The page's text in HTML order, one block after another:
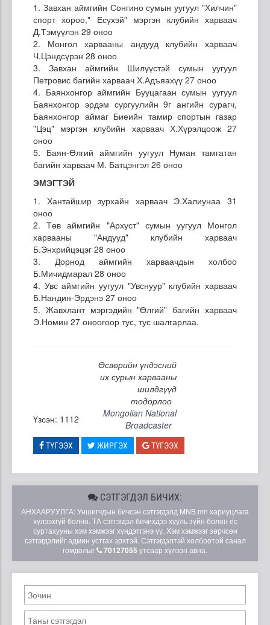
1. Завхан аймгийн Сонгино сумын уугуул "Хилчин"
спорт хороо," Есүхэй" мэргэн клубийн харваач
Д.Тэмүүлэн 29 оноо
2. Монгол харвааны андууд клубийн харваач
Ч.Цэндсүрэн 28 оноо
3. Завхан аймгийн Шилүүстэй сумын уугуул
Петровис багийн харваач Х.Адъяахүү 27 оноо
4. Баянхонгор аймгийн Бууцагаан сумын уугуул
Баянхонгор эрдэм сургуулийн 9г ангийн сурагч,
Баянхонгор аймаг Биеийн тамир спортын газар
"Цэц" мэргэн клубийн харваач Х.Хүрэлцоож 27
оноо
5. Баян-Өлгий аймгийн уугуул Нуман тамгатан
багийн харваач М. Батцэнгэл 26 оноо
ЭМЭГТЭЙ
1. Хантайшир зурхайн харваач Э.Халиунаа 31
оноо
2. Төв аймгийн "Архуст" сумын уугуул Монгол
харвааны "Андууд" клубийн харваач
Б.Энхрийцэцэг 28 оноо
3. Дорнод аймгийн харваачдын холбоо
Б.Мичидмарал 28 оноо
4. Увс аймгийн уугуул "Увснуур" клубийн харваач
Б.Нандин-Эрдэнэ 27 оноо
5. Жавхлант мэргэдийн "Өлгий" багийн харваач
Э.Номин 27 оноогоор тус, тус шалгарлаа.
Өсвөрийн үндэсний
их сурын харвааны
шилдгүүд
тодорлоо
Үзсэн: 1112
Mongolian National
Broadcaster
ТҮГЭЭХ ЖИРГЭХ ТҮГЭЭХ
СЭТГЭГДЭЛ БИЧИХ:
АНХААРУУЛГА: Уншигчдын бичсэн сэтгэгдэлд MNB.mn хариуцлага
хүлээхгүй болно. ТА сэтгэгдэл бичихдээ хууль зүйн болон ёс
суртахууны хэм хэмжээг хүндэтгэнэ үү. Хэм хэмжээг зөрчсөн
сэтгэгдэлийг админ устгах эрхтэй. Сэтгэгдэлтэй холбоотой санал
гомдолыг
70127055 утсаар хүлээн авна.